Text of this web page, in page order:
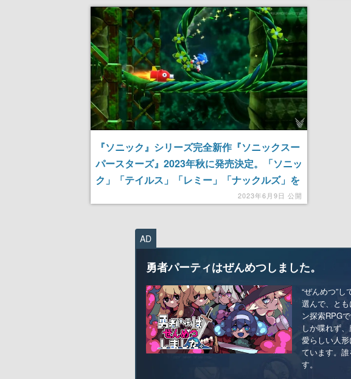
『ソニック』シリーズ完全新作『ソニックスー
パースターズ』2023年秋に発売決定。「ソニッ
ク」「テイルス」「レミー」「ナックルズ」を
2023年6月9日 公開
AD
勇者パーティはぜんめつしました。
“ぜんめつ”
選んで、と
ン探索RPG
しか喋れず
愛らしい人
ています。
す。